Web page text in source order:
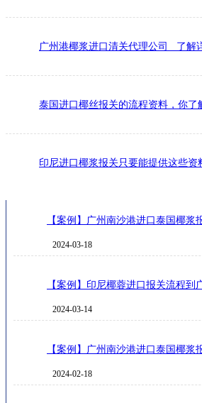
广州港椰浆进口清关代理公司 了解
泰国进口椰丝报关的流程资料，你
印尼进口椰浆报关只要能提供这些
成功案例
【案例】广州南沙港进口泰国椰浆
2024-03-18
【案例】印尼椰蓉进口报关流程
2024-03-14
【案例】广州南沙港进口泰国椰浆
2024-02-18